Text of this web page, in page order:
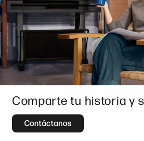
Comparte tu historia y
Contáctanos